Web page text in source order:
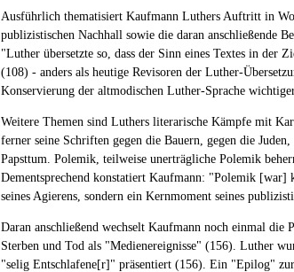
Ausführlich thematisiert Kaufmann Luthers Auftritt in
publizistischen Nachhall sowie die daran anschließende
"Luther übersetzte so, dass der Sinn eines Textes in der
(108) - anders als heutige Revisoren der Luther-
Konservierung der altmodischen Luther-Sprache
Weitere Themen sind Luthers literarische Kämpfe mit
ferner seine Schriften gegen die Bauern, gegen die
Papsttum. Polemik, teilweise unerträgliche Polemik
Dementsprechend konstatiert Kaufmann: "Polemik [war]
seines Agierens, sondern ein Kernmoment seines
Daran anschließend wechselt Kaufmann noch einmal die
Sterben und Tod als "Medienereignisse" (156). Luther
"selig Entschlafene[r]" präsentiert (156). Ein "Epilog"